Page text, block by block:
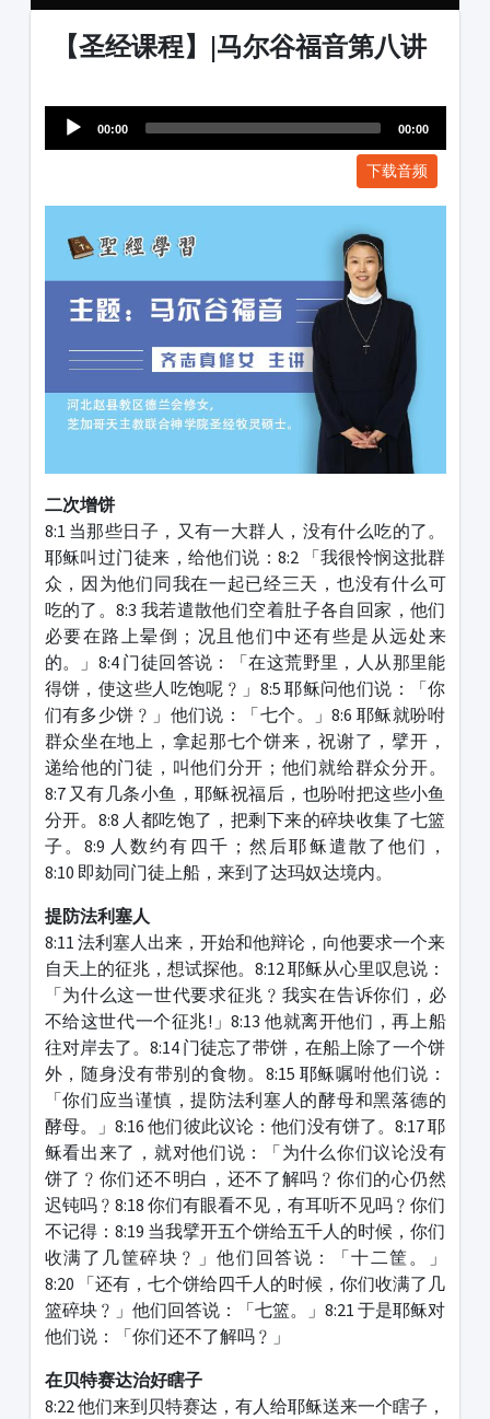
【圣经课程】|马尔谷福音第八讲
Player
00:00 00:00
下载音频
二次增饼
8:1 当那些日子，又有一大群人，没有什么吃的了。
耶稣叫过门徒来，给他们说：8:2 「我很怜悯这批群
众，因为他们同我在一起已经三天，也没有什么可
吃的了。8:3 我若遣散他们空着肚子各自回家，他们
必要在路上晕倒；况且他们中还有些是从远处来
的。」8:4 门徒回答说：「在这荒野里，人从那里能
得饼，使这些人吃饱呢﹖」8:5 耶稣问他们说：「你
们有多少饼﹖」他们说：「七个。」8:6 耶稣就吩咐
群众坐在地上，拿起那七个饼来，祝谢了，擘开，
递给他的门徒，叫他们分开；他们就给群众分开。
8:7 又有几条小鱼，耶稣祝福后，也吩咐把这些小鱼
分开。8:8 人都吃饱了，把剩下来的碎块收集了七篮
子。8:9 人数约有四千；然后耶稣遣散了他们，
8:10 即劾同门徒上船，来到了达玛奴达境内。
提防法利塞人
8:11 法利塞人出来，开始和他辩论，向他要求一个来
自天上的征兆，想试探他。8:12 耶稣从心里叹息说：
「为什么这一世代要求征兆﹖我实在告诉你们，必
不给这世代一个征兆!」8:13 他就离开他们，再上船
往对岸去了。8:14 门徒忘了带饼，在船上除了一个饼
外，随身没有带别的食物。8:15 耶稣嘱咐他们说：
「你们应当谨慎，提防法利塞人的酵母和黑落德的
酵母。」8:16 他们彼此议论：他们没有饼了。8:17 耶
稣看出来了，就对他们说：「为什么你们议论没有
饼了﹖你们还不明白，还不了解吗﹖你们的心仍然
迟钝吗﹖8:18 你们有眼看不见，有耳听不见吗﹖你们
不记得：8:19 当我擘开五个饼给五千人的时候，你们
收满了几筐碎块﹖」他们回答说：「十二筐。」
8:20 「还有，七个饼给四千人的时候，你们收满了几
篮碎块﹖」他们回答说：「七篮。」8:21 于是耶稣对
他们说：「你们还不了解吗﹖」
在贝特赛达治好瞎子
8:22 他们来到贝特赛达，有人给耶稣送来一个瞎子，